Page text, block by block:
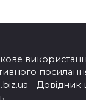
- Довідник